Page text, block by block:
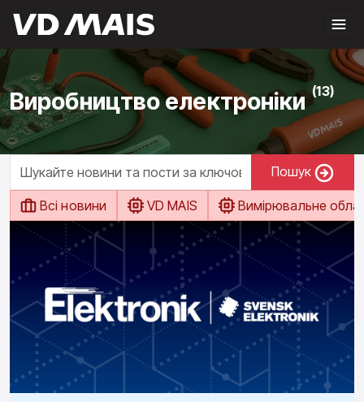
Виробництво електроніки (13)
Пошук
Всі новини VD MAIS Вимірювальне